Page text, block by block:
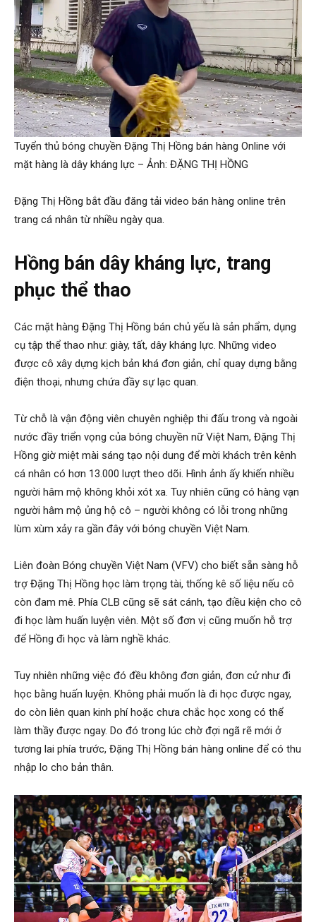
Tuyển thủ bóng chuyền Đặng Thị Hồng bán hàng Online với
mặt hàng là dây kháng lực – Ảnh: ĐẶNG THỊ HỒNG
Đặng Thị Hồng bắt đầu đăng tải video bán hàng online trên
trang cá nhân từ nhiều ngày qua.
Hồng bán dây kháng lực, trang
phục thể thao
Các mặt hàng Đặng Thị Hồng bán chủ yếu là sản phẩm, dụng
cụ tập thể thao như: giày, tất, dây kháng lực. Những video
được cô xây dựng kịch bản khá đơn giản, chỉ quay dựng bằng
điện thoại, nhưng chứa đầy sự lạc quan.
Từ chỗ là vận động viên chuyên nghiệp thi đấu trong và ngoài
nước đầy triển vọng của bóng chuyền nữ Việt Nam, Đặng Thị
Hồng giờ miệt mài sáng tạo nội dung để mời khách trên kênh
cá nhân có hơn 13.000 lượt theo dõi. Hình ảnh ấy khiến nhiều
người hâm mộ không khỏi xót xa. Tuy nhiên cũng có hàng vạn
người hâm mộ ủng hộ cô – người không có lỗi trong những
lùm xùm xảy ra gần đây với bóng chuyền Việt Nam.
Liên đoàn Bóng chuyền Việt Nam (VFV) cho biết sẵn sàng hỗ
trợ Đặng Thị Hồng học làm trọng tài, thống kê số liệu nếu cô
còn đam mê. Phía CLB cũng sẽ sát cánh, tạo điều kiện cho cô
đi học làm huấn luyện viên. Một số đơn vị cũng muốn hỗ trợ
để Hồng đi học và làm nghề khác.
Tuy nhiên những việc đó đều không đơn giản, đơn cử như đi
học bằng huấn luyện. Không phải muốn là đi học được ngay,
do còn liên quan kinh phí hoặc chưa chắc học xong có thể
làm thầy được ngay. Do đó trong lúc chờ đợi ngã rẽ mới ở
tương lai phía trước, Đặng Thị Hồng bán hàng online để có thu
nhập lo cho bản thân.